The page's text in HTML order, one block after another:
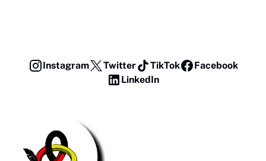
Instagram Twitter TikTok
Facebook
LinkedIn